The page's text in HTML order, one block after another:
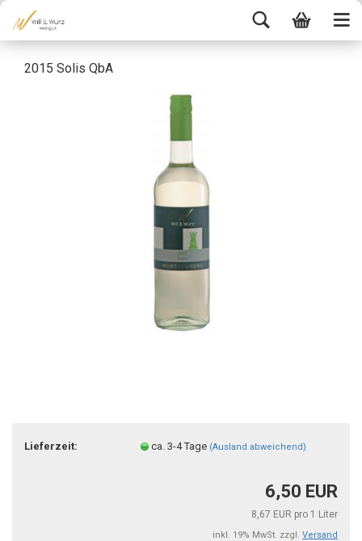
2015 Solis QbA
Lieferzeit: ca. 3-4 Tage (Ausland abweichend)
6,50 EUR
8,67 EUR pro 1 Liter
inkl. 19% MwSt. zzgl. Versand